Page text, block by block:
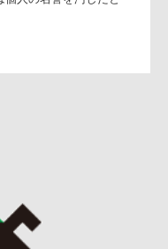
いと同様とする。
は個人の名誉を汚したと